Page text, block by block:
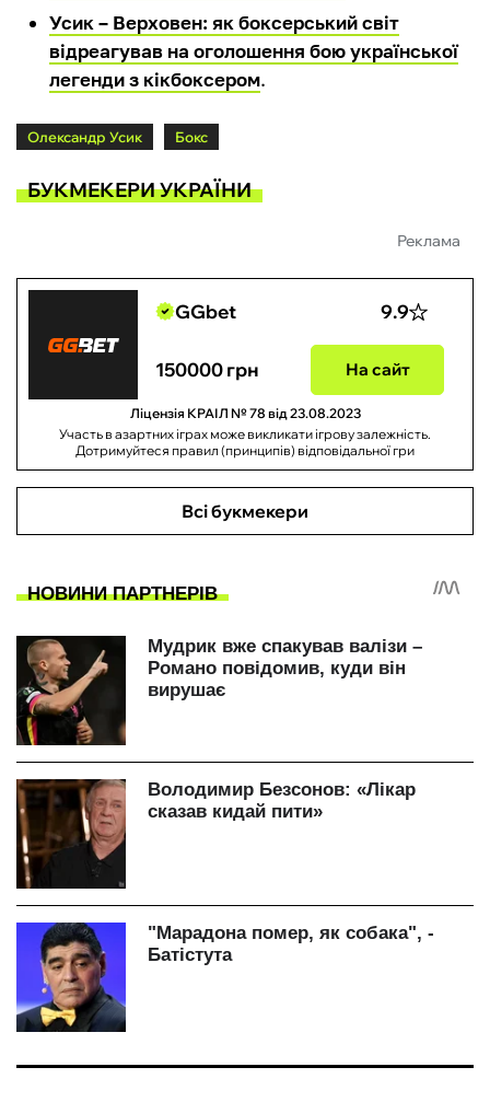
Усик – Верховен: як боксерський світ
відреагував на оголошення бою української
легенди з кікбоксером.
Олександр Усик Бокс
БУКМЕКЕРИ УКРАЇНИ
Реклама
GGbet 9.9
150000 грн На сайт
Ліцензія КРАІЛ № 78 від 23.08.2023
Участь в азартних іграх може викликати ігрову залежність.
Дотримуйтеся правил (принципів) відповідальної гри
Всі букмекери